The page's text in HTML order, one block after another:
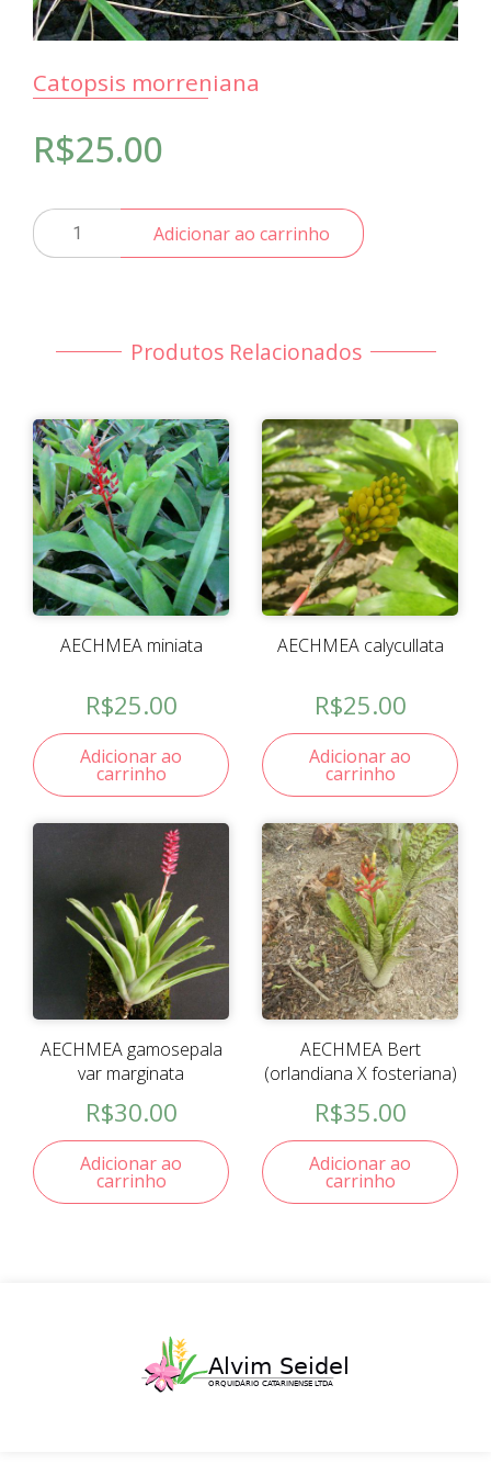
Catopsis morreniana
R$25.00
Catopsis
morreniana
Adicionar ao carrinho
Produtos Relacionados
AECHMEA miniata
R$25.00
Adicionar ao
carrinho
AECHMEA calycullata
R$25.00
Adicionar ao
carrinho
AECHMEA gamosepala
var marginata
R$30.00
Adicionar ao
carrinho
AECHMEA Bert
(orlandiana X fosteriana)
R$35.00
Adicionar ao
carrinho